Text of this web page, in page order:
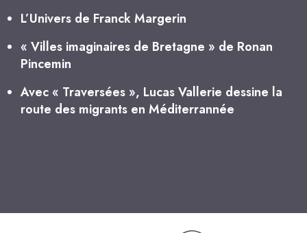
L’Univers de Franck Margerin
« Villes imaginaires de Bretagne » de Ronan
Pincemin
Avec « Traversées », Lucas Vallerie dessine la
route des migrants en Méditerrannée
animations, jeux pour...